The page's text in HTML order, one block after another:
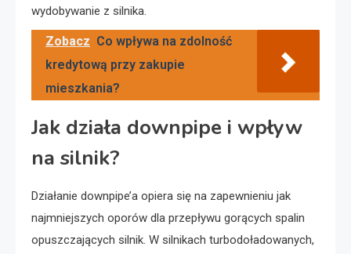
wydobywanie z silnika.
Zobacz Co wpływa na zdolność
kredytową przy zakupie
mieszkania?
Jak działa downpipe i wpływ
na silnik?
Działanie downpipe’a opiera się na zapewnieniu jak
najmniejszych oporów dla przepływu gorących spalin
opuszczających silnik. W silnikach turbodoładowanych,